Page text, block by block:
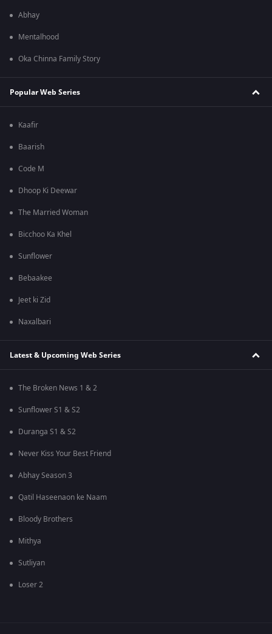
Abhay
Mentalhood
Oka Chinna Family Story
Popular Web Series
Kaafir
Baarish
Code M
Dhoop Ki Deewar
The Married Woman
Bicchoo Ka Khel
Sunflower
Bebaakee
Jeet ki Zid
Naxalbari
Latest & Upcoming Web Series
The Broken News 1 & 2
Sunflower S1 & S2
Duranga S1 & S2
Never Kiss Your Best Friend
Abhay Season 3
Qatil Haseenaon ke Naam
Bloody Brothers
Mithya
Sutliyan
Loser 2